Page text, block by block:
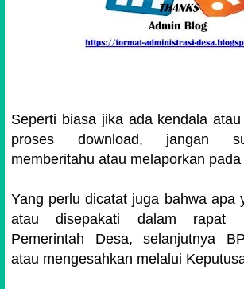
Seperti biasa jika ada kendala
proses download, jangan
memberitahu atau melaporkan pada
Yang perlu dicatat juga bahwa apa
atau disepakati dalam rapat
Pemerintah Desa, selanjutnya
atau mengesahkan melalui